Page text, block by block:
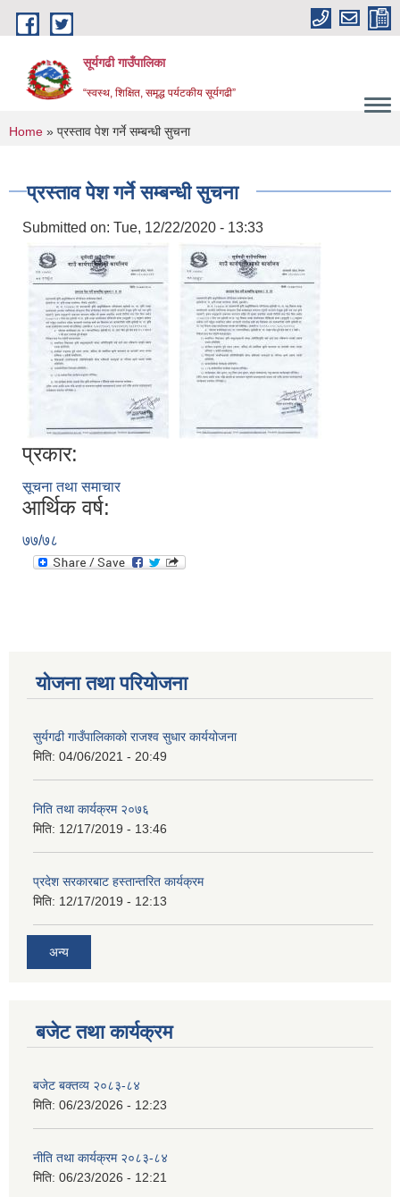
Skip to main content
सूर्यगढी गाउँपालिका
“स्वस्थ, शिक्षित, समृद्ध पर्यटकीय सूर्यगढी”
You are here
Home » प्रस्ताव पेश गर्ने सम्बन्धी सुचना
प्रस्ताव पेश गर्ने सम्बन्धी सुचना
Submitted on: Tue, 12/22/2020 - 13:33
प्रकार:
सूचना तथा समाचार
आर्थिक वर्ष:
७७/७८
योजना तथा परियोजना
सुर्यगढी गाउँपालिकाको राजश्व सुधार कार्ययोजना
मिति: 04/06/2021 - 20:49
निति तथा कार्यक्रम २०७६
मिति: 12/17/2019 - 13:46
प्रदेश सरकारबाट हस्तान्तरित कार्यक्रम
मिति: 12/17/2019 - 12:13
अन्य
बजेट तथा कार्यक्रम
बजेट बक्तव्य २०८३-८४
मिति: 06/23/2026 - 12:23
नीति तथा कार्यक्रम २०८३-८४
मिति: 06/23/2026 - 12:21